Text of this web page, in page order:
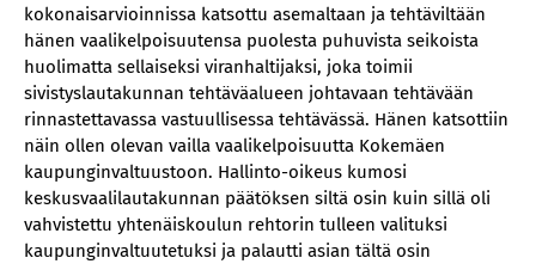
kokonaisarvioinnissa katsottu asemaltaan ja tehtäviltään
hänen vaalikelpoisuutensa puolesta puhuvista seikoista
huolimatta sellaiseksi viranhaltijaksi, joka toimii
sivistyslautakunnan tehtäväalueen johtavaan tehtävään
rinnastettavassa vastuullisessa tehtävässä. Hänen katsottiin
näin ollen olevan vailla vaalikelpoisuutta Kokemäen
kaupunginvaltuustoon. Hallinto-oikeus kumosi
keskusvaalilautakunnan päätöksen siltä osin kuin sillä oli
vahvistettu yhtenäiskoulun rehtorin tulleen valituksi
kaupunginvaltuutetuksi ja palautti asian tältä osin